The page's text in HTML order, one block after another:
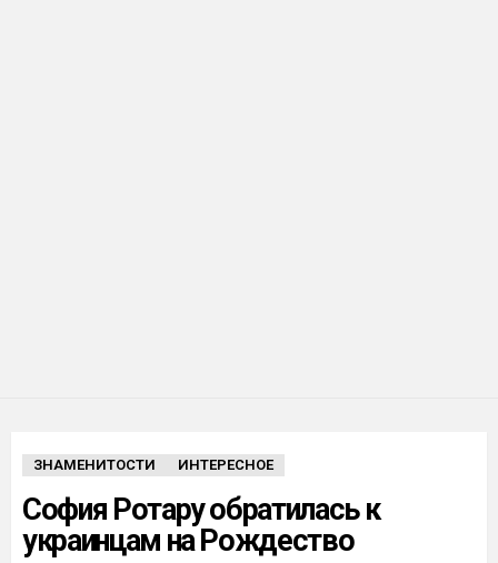
ЗНАМЕНИТОСТИ ИНТЕРЕСНОЕ
София Ротару обратилась к
украинцам на Рождество